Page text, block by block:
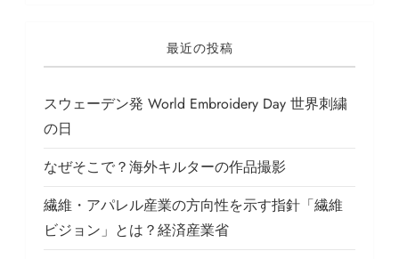
最近の投稿
スウェーデン発 World Embroidery Day 世界刺繍
の日
なぜそこで？海外キルターの作品撮影
繊維・アパレル産業の方向性を示す指針「繊維
ビジョン」とは？経済産業省